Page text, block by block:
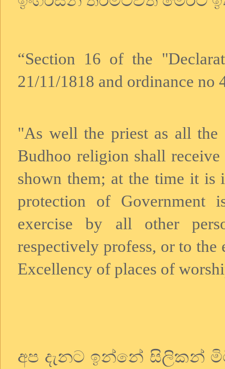
“Section 16 of the
21/11/1818 and ordinance no
"As well the priest as all the
Budhoo religion shall
shown them; at the time it is
protection of Government
exercise by all other
respectively profess, or to
Excellency of places of
අප දැනට ඉන්නේ සිලිකන්